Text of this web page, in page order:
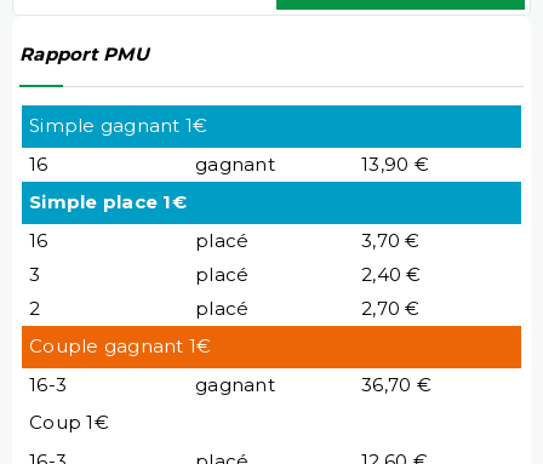
Rapport PMU
Simple gagnant 1€
16
gagnant
13,90 €
Simple place 1€
16
placé
3,70 €
3
placé
2,40 €
2
placé
2,70 €
Couple gagnant 1€
16-3
gagnant
36,70 €
Coup 1€